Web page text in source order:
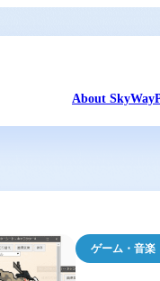
About SkyWay
ゲーム・音楽